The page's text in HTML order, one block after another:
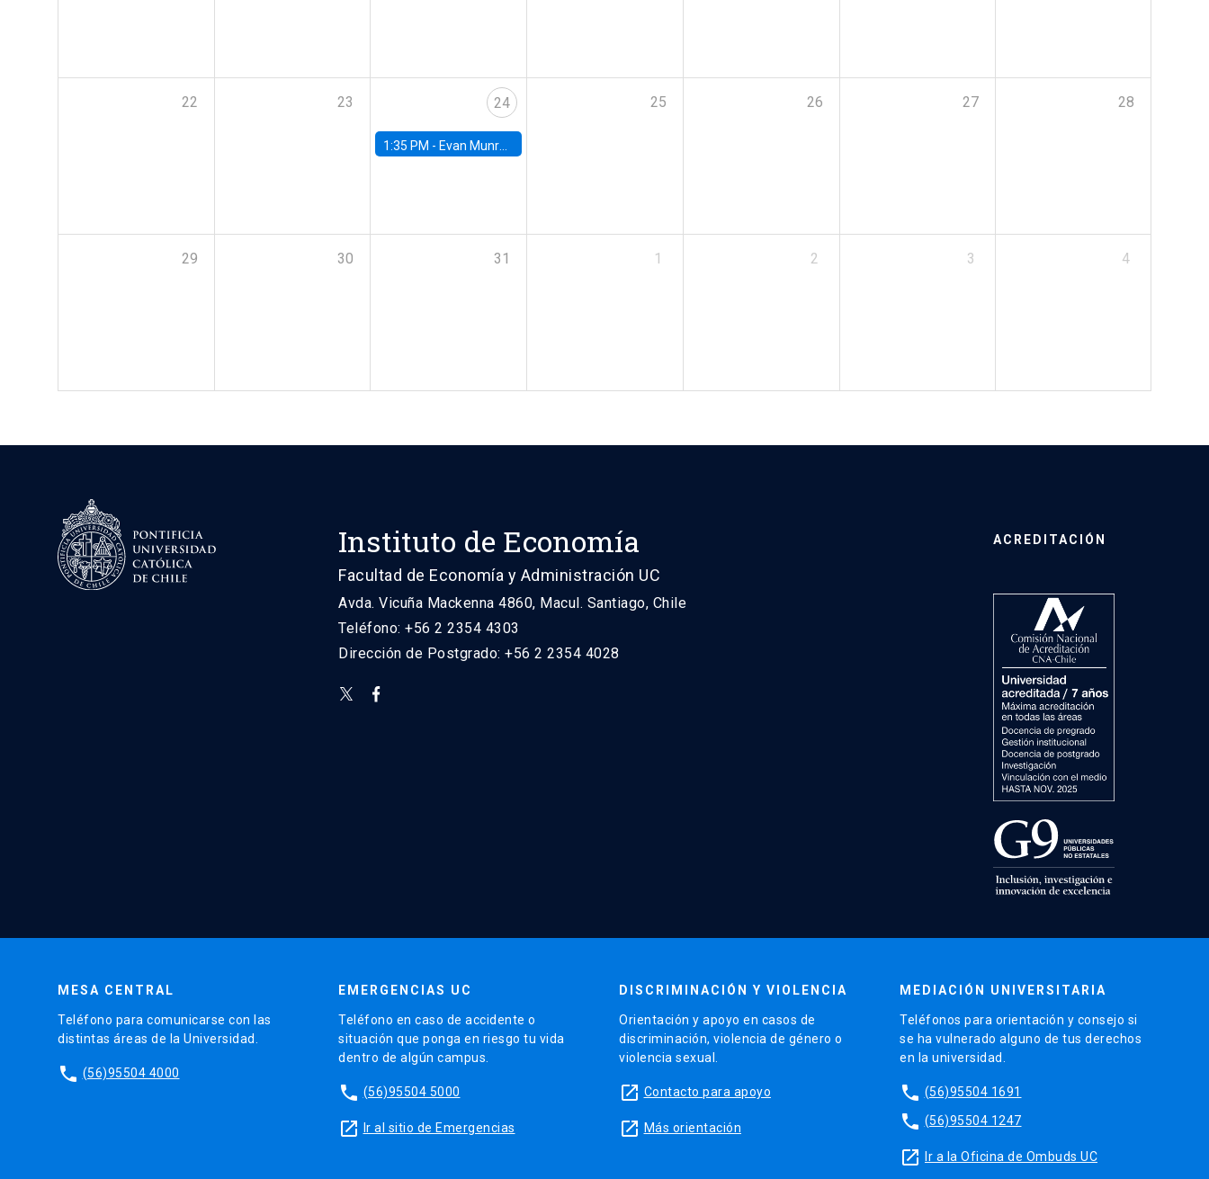
22 23 24
1:35 PM - Evan Munro, Neyman Visiting Assistant Professor in the Department of Statistics at UC Berkeley
25 26 27 28
29 30 31 1 2 3 4
Instituto de Economía
Facultad de Economía y Administración UC
Avda. Vicuña Mackenna 4860, Macul. Santiago, Chile
Teléfono: +56 2 2354 4303
Dirección de Postgrado: +56 2 2354 4028
ACREDITACIÓN
MESA CENTRAL
Teléfono para comunicarse con las
distintas áreas de la Universidad.
phone (56)95504 4000
EMERGENCIAS UC
Teléfono en caso de accidente o
situación que ponga en riesgo tu vida
dentro de algún campus.
phone (56)95504 5000
launch Ir al sitio de Emergencias
DISCRIMINACIÓN Y VIOLENCIA
Orientación y apoyo en casos de
discriminación, violencia de género o
violencia sexual.
launch Contacto para apoyo
launch Más orientación
MEDIACIÓN UNIVERSITARIA
Teléfonos para orientación y consejo si
se ha vulnerado alguno de tus derechos
en la universidad.
phone (56)95504 1691
phone (56)95504 1247
launch Ir a la Oficina de Ombuds UC